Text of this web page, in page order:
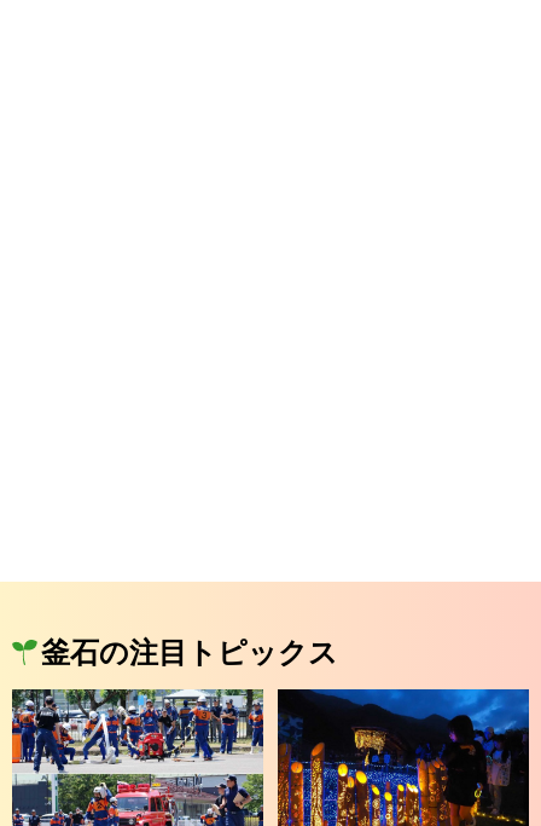
釜石の注目トピックス